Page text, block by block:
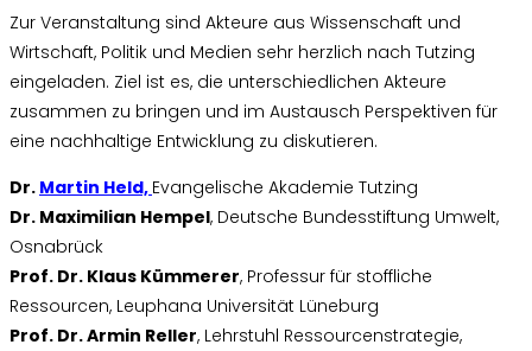
Zur Veranstaltung sind Akteure aus Wissenschaft und
Wirtschaft, Politik und Medien sehr herzlich nach Tutzing
eingeladen. Ziel ist es, die unterschiedlichen Akteure
zusammen zu bringen und im Austausch Perspektiven für
eine nachhaltige Entwicklung zu diskutieren.
Dr. Martin Held, Evangelische Akademie Tutzing
Dr. Maximilian Hempel, Deutsche Bundesstiftung Umwelt,
Osnabrück
Prof. Dr. Klaus Kümmerer, Professur für stoffliche
Ressourcen, Leuphana Universität Lüneburg
Prof. Dr. Armin Reller, Lehrstuhl Ressourcenstrategie,